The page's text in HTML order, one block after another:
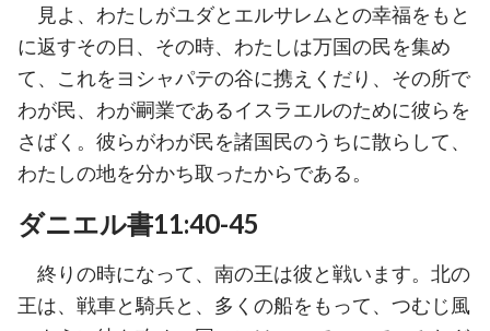
見よ、わたしがユダとエルサレムとの幸福をもと
に返すその日、その時、わたしは万国の民を集め
て、これをヨシャパテの谷に携えくだり、その所で
わが民、わが嗣業であるイスラエルのために彼らを
さばく。彼らがわが民を諸国民のうちに散らして、
わたしの地を分かち取ったからである。
ダニエル書11:40-45
終りの時になって、南の王は彼と戦います。北の
王は、戦車と騎兵と、多くの船をもって、つむじ風